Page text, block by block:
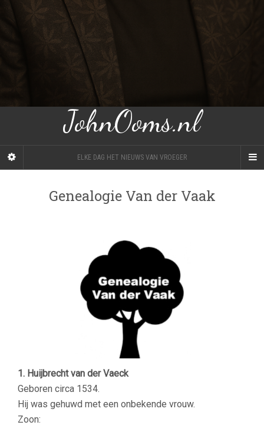
JohnOoms.nl
ELKE DAG HET NIEUWS VAN VROEGER
Genealogie Van der Vaak
1. Huijbrecht van der Vaeck
Geboren circa 1534.
Hij was gehuwd met een onbekende vrouw.
Zoon: